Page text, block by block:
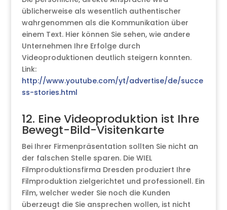
üblicherweise als wesentlich authentischer
wahrgenommen als die Kommunikation über
einem Text. Hier können Sie sehen, wie andere
Unternehmen Ihre Erfolge durch
Videoproduktionen deutlich steigern konnten.
Link:
http://www.youtube.com/yt/advertise/de/succe
ss-stories.html
12. Eine Videoproduktion ist Ihre
Bewegt-Bild-Visitenkarte
Bei Ihrer Firmenpräsentation sollten Sie nicht an
der falschen Stelle sparen. Die WIEL
Filmproduktionsfirma Dresden produziert Ihre
Filmproduktion zielgerichtet und professionell. Ein
Film, welcher weder Sie noch die Kunden
überzeugt die Sie ansprechen wollen, ist nicht